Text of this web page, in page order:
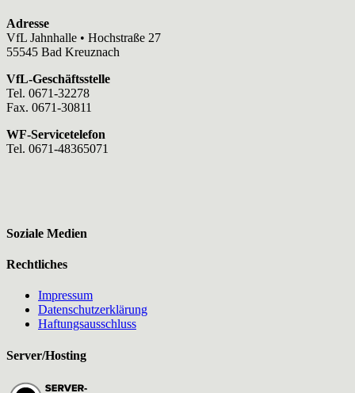
Adresse
VfL Jahnhalle • Hochstraße 27
55545 Bad Kreuznach
VfL-Geschäftsstelle
Tel. 0671-32278
Fax. 0671-30811
WF-Servicetelefon
Tel. 0671-48365071
Soziale Medien
Rechtliches
Impressum
Datenschutzerklärung
Haftungsausschluss
Server/Hosting